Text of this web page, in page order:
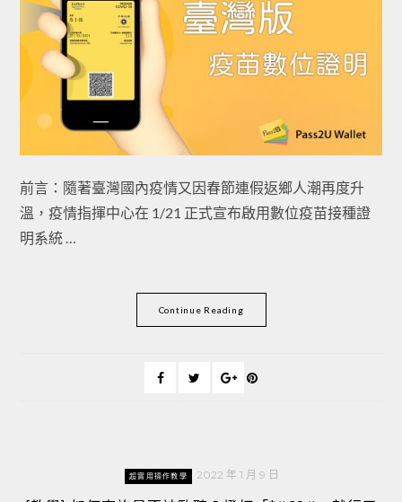
前言：隨著臺灣國內疫情又因春節連假返鄉人潮再度升
溫，疫情指揮中心在 1/21 正式宣布啟用數位疫苗接種證
明系統 …
Continue Reading
超實用操作教學 2022 年 1 月 9 日